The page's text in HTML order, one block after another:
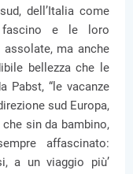
dell’Italia come
fascino e le loro
ma anche
bellezza che le
Pabst, “le vacanze
sud Europa,
sin da bambino,
affascinato:
a un viaggio più’